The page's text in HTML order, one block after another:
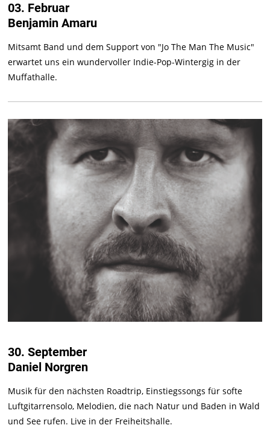
03. Februar
Benjamin Amaru
Mitsamt Band und dem Support von "Jo The Man The Music"
erwartet uns ein wundervoller Indie-Pop-Wintergig in der
Muffathalle.
30. September
Daniel Norgren
Musik für den nächsten Roadtrip, Einstiegssongs für softe
Luftgitarrensolo, Melodien, die nach Natur und Baden in Wald
und See rufen. Live in der Freiheitshalle.